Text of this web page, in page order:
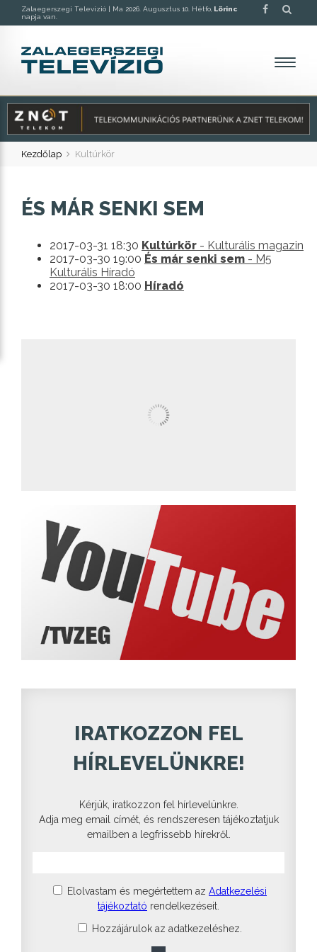
Zalaegerszegi Televízió | Ma 2026. Augusztus 10. Hétfo, Lörinc
napja van.
Kezdőlap Kultúrkör
ÉS MÁR SENKI SEM
2017-03-31 18:30 Kultúrkör - Kulturális magazin
2017-03-30 19:00 És már senki sem - M5
Kulturális Híradó
2017-03-30 18:00 Híradó
IRATKOZZON FEL
HÍRLEVELÜNKRE!
Kérjük, iratkozzon fel hírlevelünkre.
Adja meg email címét, és rendszeresen tájékoztatjuk
emailben a legfrissebb hírekről.
Elolvastam és megértettem az Adatkezelési
tájékoztató rendelkezéseit.
Hozzájárulok az adatkezeléshez.